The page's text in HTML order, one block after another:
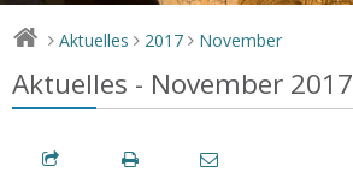
> Aktuelles > 2017 > November
Aktuelles - November 2017